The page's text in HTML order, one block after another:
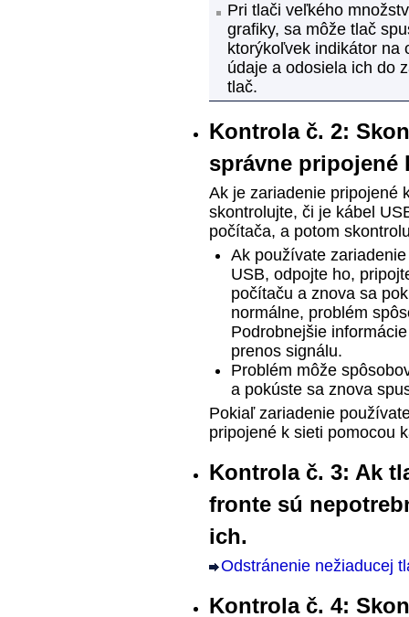
Pri tlači veľkého
grafiky, sa môže tlač
ktorýkoľvek indikátor na
údaje a odosiela ich do
tlač.
Kontrola č. 2:
správne pripojené
Ak je zariadenie pripojené
skontrolujte, či je kábel
počítača, a potom
Ak používate
USB, odpojte ho,
počítaču a znova sa
normálne, problém
Podrobnejšie
prenos signálu.
Problém môže
a pokúste sa znova
Pokiaľ zariadenie
pripojené k sieti pomocou
Kontrola č. 3: Ak
fronte sú
ich.
Odstránenie nežiaducej
Kontrola č. 4: